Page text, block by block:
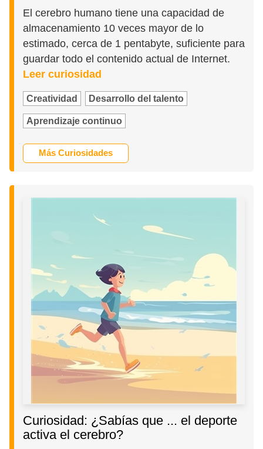
El cerebro humano tiene una capacidad de
almacenamiento 10 veces mayor de lo
estimado, cerca de 1 pentabyte, suficiente para
guardar todo el contenido actual de Internet.
Leer curiosidad
Creatividad Desarrollo del talento
Aprendizaje continuo
Más Curiosidades
Curiosidad: ¿Sabías que ... el deporte
activa el cerebro?